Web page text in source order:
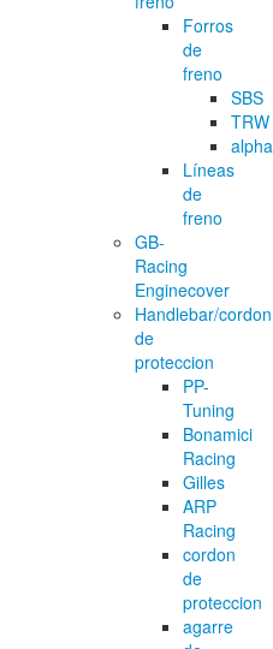
Forros
de
freno
SBS
TRW
alpha
Líneas
de
freno
GB-
Racing
Enginecover
Handlebar/cordon
de
proteccion
PP-
Tuning
Bonamici
Racing
Gilles
ARP
Racing
cordon
de
proteccion
agarre